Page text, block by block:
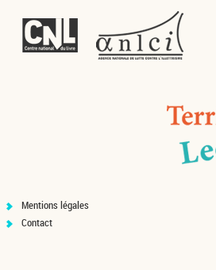
Mentions légales
Contact